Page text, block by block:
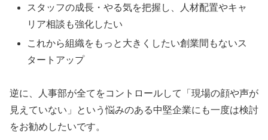
スタッフの成長・やる気を把握し、人材配置やキャ
リア相談も強化したい
これから組織をもっと大きくしたい創業間もないス
タートアップ
逆に、人事部が全てをコントロールして「現場の顔や声が
見えていない」という悩みのある中堅企業にも一度は検討
をお勧めしたいです。